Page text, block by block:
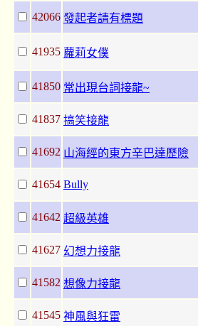
42066 發起者請有標題
41935 蘿莉女僕
41850 常出現台詞接龍~
41837 搞笑接龍
41692 山海經的東方辛巴達歷險
41654 Bully
41642 超級英雄
41627 幻想力接龍
41582 想像力接龍
41545 神風與狂雷